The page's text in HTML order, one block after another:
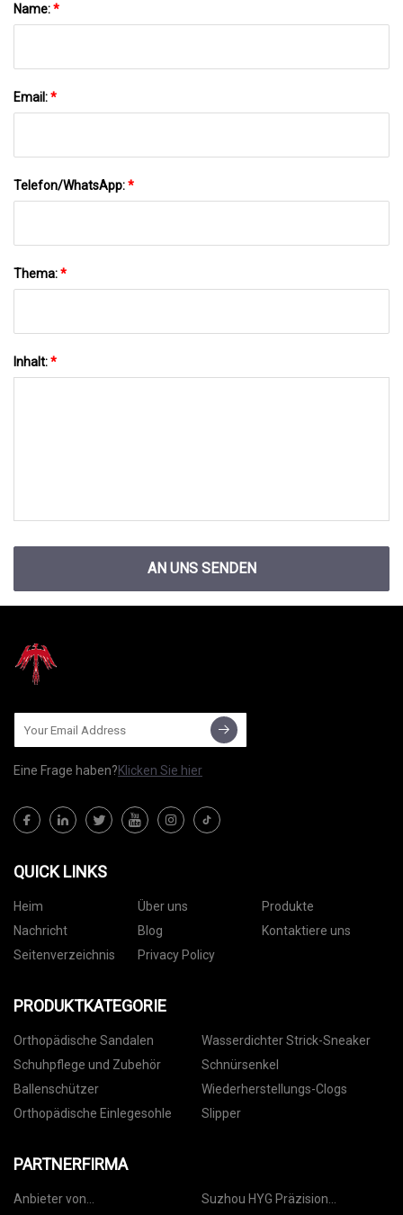
Name:*
Email:*
Telefon/WhatsApp:*
Thema:*
Inhalt:*
AN UNS SENDEN
Eine Frage haben?Klicken Sie hier
QUICK LINKS
Heim Über uns
Produkte
Nachricht
Blog
Kontaktiere uns
Seitenverzeichnis
Privacy Policy
PRODUKTKATEGORIE
Orthopädische Sandalen
Wasserdichter Strick-Sneaker
Schuhpflege und Zubehör
Schnürsenkel
Ballenschützer
Wiederherstellungs-Clogs
Orthopädische Einlegesohle
Slipper
PARTNERFIRMA
Anbieter von
Suzhou HYG Präzision